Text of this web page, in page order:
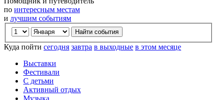
по интересным местам
и лучшим событиям
Куда пойти сегодня завтра в выходные в этом месяце
Выставки
Фестивали
С детьми
Активный отдых
Музыка